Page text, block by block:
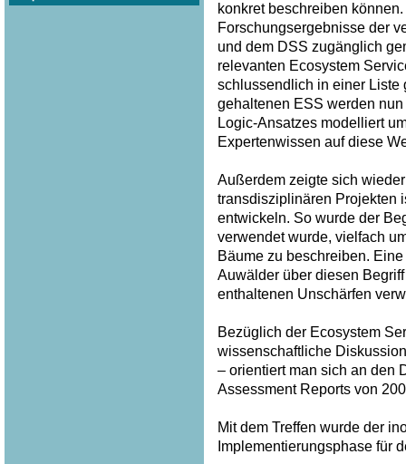
konkret beschreiben
Forschungsergebnisse der
und dem DSS zugänglich
relevanten Ecosystem
schlussendlich in einer Liste
gehaltenen ESS werden
Logic-Ansatzes modelliert
Expertenwissen auf diese
Außerdem zeigte sich
transdisziplinären Projekten
entwickeln. So wurde der
verwendet wurde, vielfach
Bäume zu beschreiben.
Auwälder über diesen
enthaltenen Unschärfen
Bezüglich der Ecosystem
wissenschaftliche
– orientiert man sich an den
Assessment Reports von
Mit dem Treffen wurde der
Implementierungsphase für